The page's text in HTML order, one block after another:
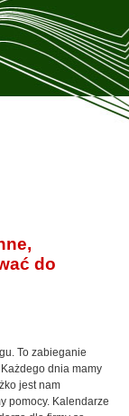
do
To zabieganie
dnia mamy
jest nam
pomocy. Kalendarze